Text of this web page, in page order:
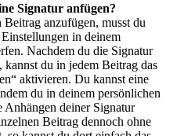
Signatur anfügen?
anzufügen, musst du
in deinem
Nachdem du die Signatur
kannst du in jedem Beitrag das
aktivieren. Du kannst eine
du in deinem persönlichen
Anhängen deiner Signatur
Beitrag dennoch ohne